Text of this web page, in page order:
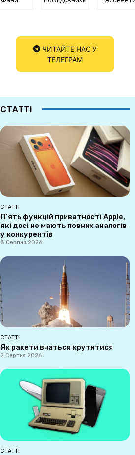
ЧИТАЙТЕ НАС У
ТЕЛЕГРАМ
СТАТТІ
СТАТТІ
П’ять функцій приватності Apple,
які досі не мають повних аналогів
у конкурентів
8 Серпня 2026
СТАТТІ
Як ракети вчаться крутитися
2 Серпня 2026
СТАТТІ